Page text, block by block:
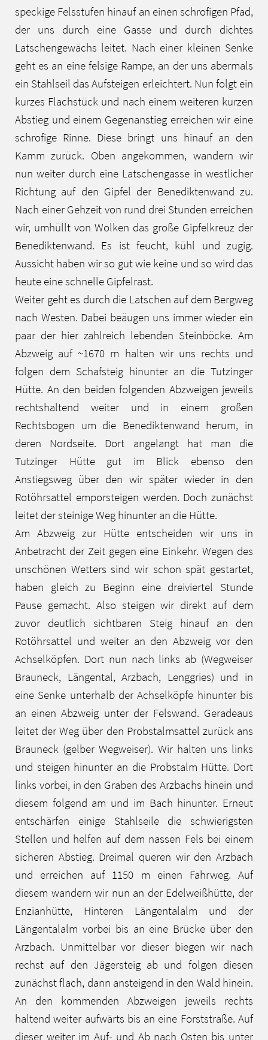
speckige Felsstufen hinauf an einen schrofigen Pfad,
der uns durch eine Gasse und durch dichtes
Latschengewächs leitet. Nach einer kleinen Senke
geht es an eine felsige Rampe, an der uns abermals
ein Stahlseil das Aufsteigen erleichtert. Nun folgt ein
kurzes Flachstück und nach einem weiteren kurzen
Abstieg und einem Gegenanstieg erreichen wir eine
schrofige Rinne. Diese bringt uns hinauf an den
Kamm zurück. Oben angekommen, wandern wir
nun weiter durch eine Latschengasse in westlicher
Richtung auf den Gipfel der Benediktenwand zu.
Nach einer Gehzeit von rund drei Stunden erreichen
wir, umhüllt von Wolken das große Gipfelkreuz der
Benediktenwand. Es ist feucht, kühl und zugig.
Aussicht haben wir so gut wie keine und so wird das
heute eine schnelle Gipfelrast.
Weiter geht es durch die Latschen auf dem Bergweg
nach Westen. Dabei beäugen uns immer wieder ein
paar der hier zahlreich lebenden Steinböcke. Am
Abzweig auf ~1670 m halten wir uns rechts und
folgen dem Schafsteig hinunter an die Tutzinger
Hütte. An den beiden folgenden Abzweigen jeweils
rechtshaltend weiter und in einem großen
Rechtsbogen um die Benediktenwand herum, in
deren Nordseite. Dort angelangt hat man die
Tutzinger Hütte gut im Blick ebenso den
Anstiegsweg über den wir später wieder in den
Rotöhrsattel emporsteigen werden. Doch zunächst
leitet der steinige Weg hinunter an die Hütte.
Am Abzweig zur Hütte entscheiden wir uns in
Anbetracht der Zeit gegen eine Einkehr. Wegen des
unschönen Wetters sind wir schon spät gestartet,
haben gleich zu Beginn eine dreiviertel Stunde
Pause gemacht. Also steigen wir direkt auf dem
zuvor deutlich sichtbaren Steig hinauf an den
Rotöhrsattel und weiter an den Abzweig vor den
Achselköpfen. Dort nun nach links ab (Wegweiser
Brauneck, Längental, Arzbach, Lenggries) und in
eine Senke unterhalb der Achselköpfe hinunter bis
an einen Abzweig unter der Felswand. Geradeaus
leitet der Weg über den Probstalmsattel zurück ans
Brauneck (gelber Wegweiser). Wir halten uns links
und steigen hinunter an die Probstalm Hütte. Dort
links vorbei, in den Graben des Arzbachs hinein und
diesem folgend am und im Bach hinunter. Erneut
entschärfen einige Stahlseile die schwierigsten
Stellen und helfen auf dem nassen Fels bei einem
sicheren Abstieg. Dreimal queren wir den Arzbach
und erreichen auf 1150 m einen Fahrweg. Auf
diesem wandern wir nun an der Edelweißhütte, der
Enzianhütte, Hinteren Längentalalm und der
Längentalalm vorbei bis an eine Brücke über den
Arzbach. Unmittelbar vor dieser biegen wir nach
rechst auf den Jägersteig ab und folgen diesen
zunächst flach, dann ansteigend in den Wald hinein.
An den kommenden Abzweigen jeweils rechts
haltend weiter aufwärts bis an eine Forststraße. Auf
dieser weiter im Auf- und Ab nach Osten bis unter